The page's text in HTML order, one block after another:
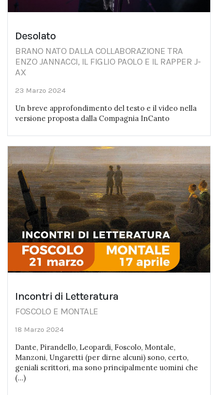
Desolato
BRANO NATO DALLA COLLABORAZIONE TRA
ENZO JANNACCI, IL FIGLIO PAOLO E IL RAPPER J-
AX
23 Marzo 2024
Un breve approfondimento del testo e il video nella
versione proposta dalla Compagnia InCanto
Incontri di Letteratura
FOSCOLO E MONTALE
18 Marzo 2024
Dante, Pirandello, Leopardi, Foscolo, Montale,
Manzoni, Ungaretti (per dirne alcuni) sono, certo,
geniali scrittori, ma sono principalmente uomini che
(...)